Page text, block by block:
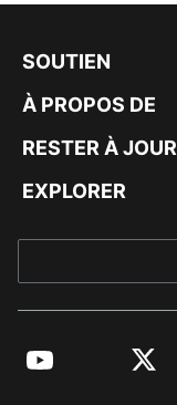
SOUTIEN
À PROPOS DE
RESTER À JOUR
EXPLORER
YouTube Twitter